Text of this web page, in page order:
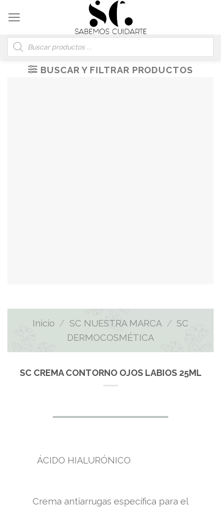
content
Búsqueda
de
productos
BUSCAR Y FILTRAR PRODUCTOS
Inicio / SC NUESTRA MARCA / SC
DERMOCOSMÉTICA
SC CREMA CONTORNO OJOS LABIOS 25ML
ÁCIDO HIALURÓNICO
Crema antiarrugas específica para el